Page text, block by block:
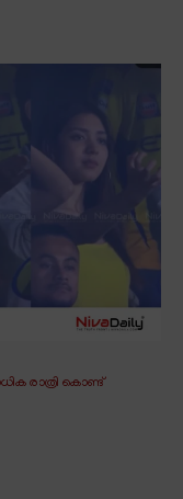
രാത്രി കൊണ്ട്